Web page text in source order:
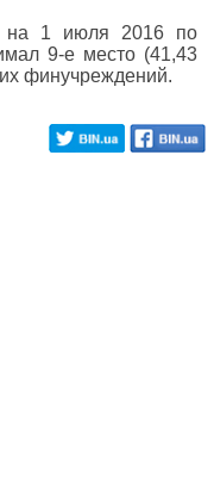
на 1 июля 2016 по
9-е место (41,43
финучреждений.